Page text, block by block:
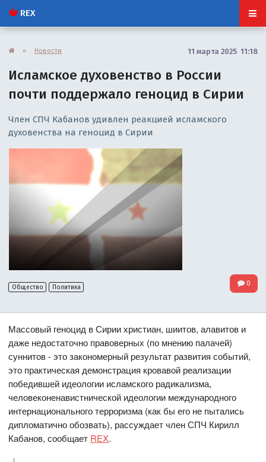
REX
» Новости 11 марта 2025 11:18
Исламское духовенство в России
почти поддержало геноцид в Сирии
Член СПЧ Кабанов удивлен реакцией исламского
духовенства на геноцид в Сирии
Общество Политика 0
Массовый геноцид в Сирии христиан, шиитов, алавитов и
даже недостаточно правоверных (по мнению палачей)
суннитов - это закономерный результат развития событий,
это практическая демонстрация кровавой реализации
победившей идеологии исламского радикализма,
человеконенавистнической идеологии международного
интернационального терроризма (как бы его не пытались
дипломатично обозвать), рассуждает член СПЧ Кирилл
Кабанов, сообщает REX.